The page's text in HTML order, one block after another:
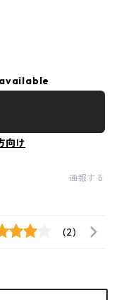
向け
通報する
(2)